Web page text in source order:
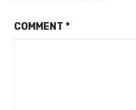
COMMENT *